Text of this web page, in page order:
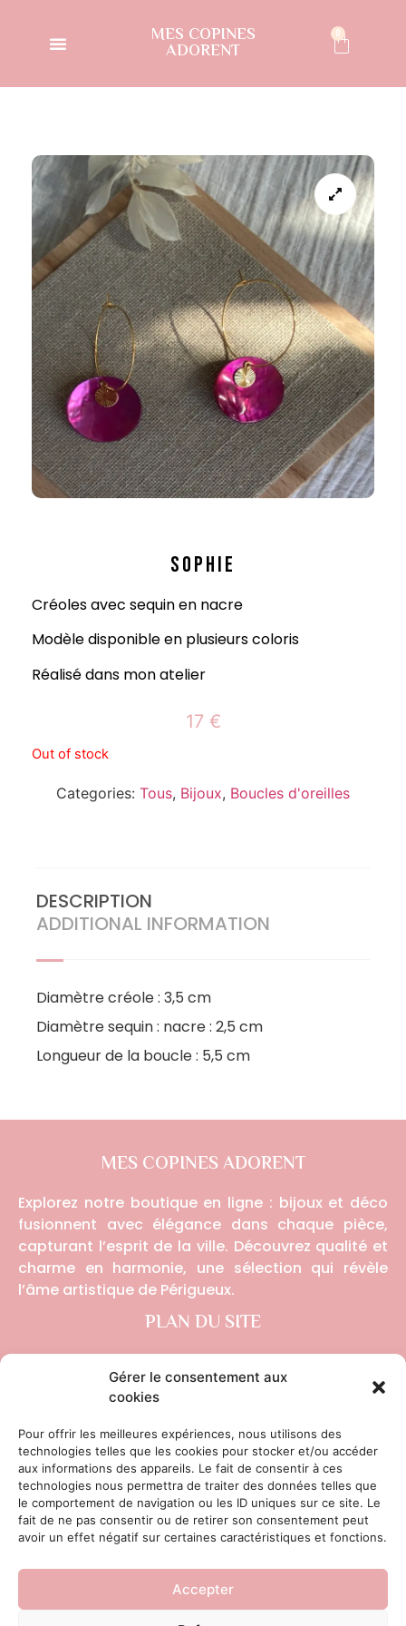
Gérer le consentement aux
cookies
Pour offrir les meilleures expériences, nous utilisons des
technologies telles que les cookies pour stocker et/ou accéder
aux informations des appareils. Le fait de consentir à ces
technologies nous permettra de traiter des données telles que
le comportement de navigation ou les ID uniques sur ce site. Le
fait de ne pas consentir ou de retirer son consentement peut
avoir un effet négatif sur certaines caractéristiques et fonctions.
Accepter
MES COPINES
ADORENT
0
SOPHIE
Créoles avec sequin en nacre
Modèle disponible en plusieurs coloris
Réalisé dans mon atelier
17 €
Out of stock
Categories: Tous, Bijoux, Boucles d'oreilles
DESCRIPTION
ADDITIONAL INFORMATION
Diamètre créole : 3,5 cm
Diamètre sequin : nacre : 2,5 cm
Longueur de la boucle : 5,5 cm
MES COPINES ADORENT
Explorez notre boutique en ligne : bijoux et déco
fusionnent avec élégance dans chaque pièce,
capturant l’esprit de la ville. Découvrez qualité et
charme en harmonie, une sélection qui révèle
l’âme artistique de Périgueux.
PLAN DU SITE
A PROPOS
CONTACT
LIENS UTILES
CONDITIONS GÉNÉRALES DE VENTE
MENTIONS LÉGALES